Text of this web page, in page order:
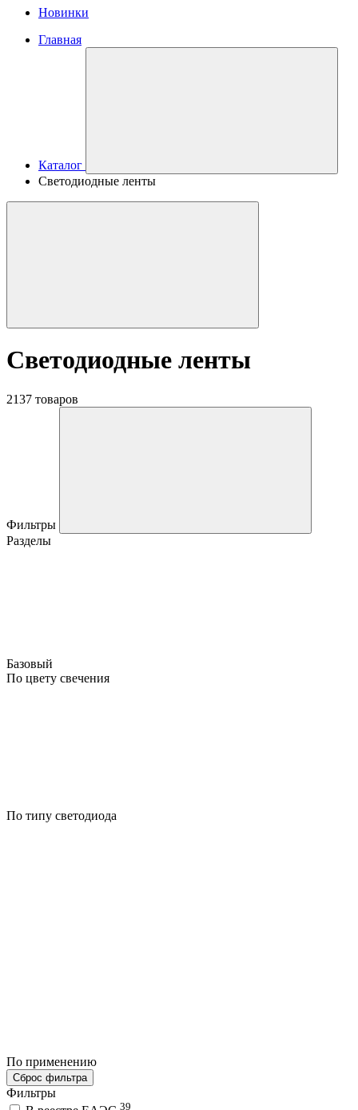
Новинки
Главная
Каталог
Светодиодные ленты
Светодиодные ленты
2137 товаров
Фильтры
Разделы
Базовый
По цвету свечения
По типу светодиода
По применению
Сброс фильтра
Фильтры
39